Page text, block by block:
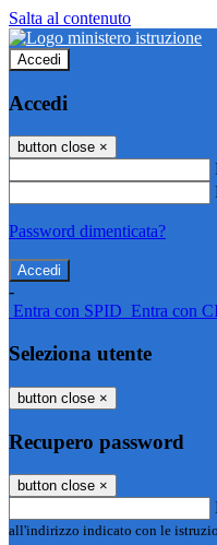
Salta al contenuto
Accedi
Accedi
button close ×
Password dimenticata?
-
Entra con SPID Entra con
Seleziona utente
button close ×
Recupero password
button close ×
all'indirizzo indicato con le